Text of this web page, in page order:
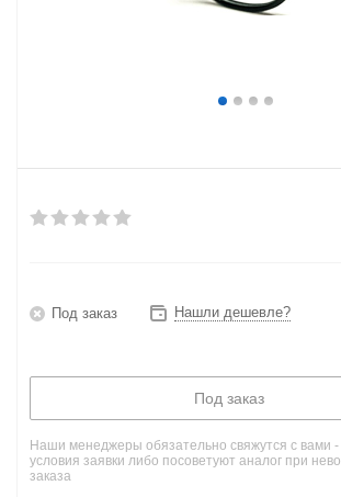
Под заказ Нашли дешевле?
Под заказ
Наши менеджеры обязательно свяжутся с вами -
условия заявки либо посоветуют аналог при
заказа